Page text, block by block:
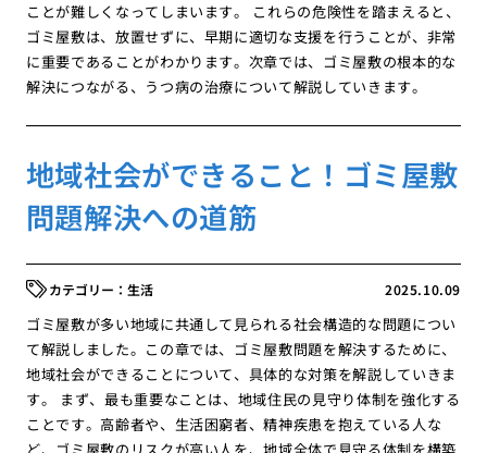
ことが難しくなってしまいます。 これらの危険性を踏まえると、
ゴミ屋敷は、放置せずに、早期に適切な支援を行うことが、非常
に重要であることがわかります。次章では、ゴミ屋敷の根本的な
解決につながる、うつ病の治療について解説していきます。
地域社会ができること！ゴミ屋敷
問題解決への道筋
2025.10.09
生活
ゴミ屋敷が多い地域に共通して見られる社会構造的な問題につい
て解説しました。この章では、ゴミ屋敷問題を解決するために、
地域社会ができることについて、具体的な対策を解説していきま
す。 まず、最も重要なことは、地域住民の見守り体制を強化する
ことです。高齢者や、生活困窮者、精神疾患を抱えている人な